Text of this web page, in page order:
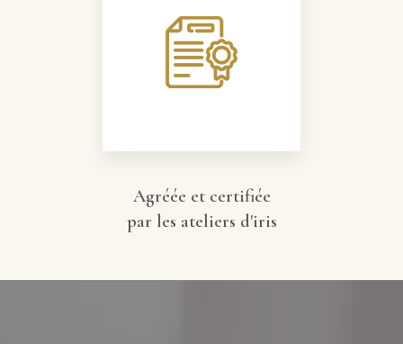
Agréée et certifiée
par les ateliers d'iris